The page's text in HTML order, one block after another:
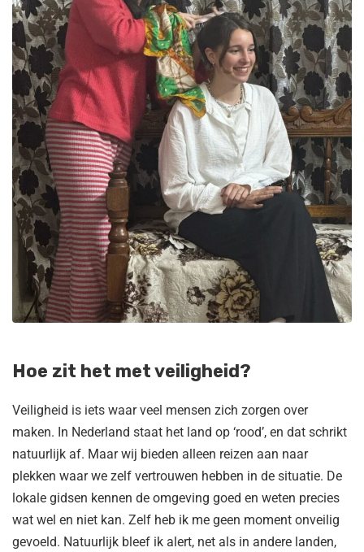
Hoe zit het met veiligheid?
Veiligheid is iets waar veel mensen zich zorgen over
maken. In Nederland staat het land op ‘rood’, en dat schrikt
natuurlijk af. Maar wij bieden alleen reizen aan naar
plekken waar we zelf vertrouwen hebben in de situatie. De
lokale gidsen kennen de omgeving goed en weten precies
wat wel en niet kan. Zelf heb ik me geen moment onveilig
gevoeld. Natuurlijk bleef ik alert, net als in andere landen,